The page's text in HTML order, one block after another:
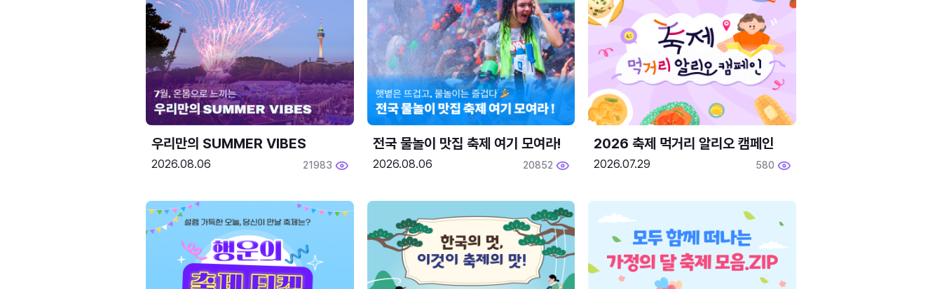
우리만의 SUMMER VIBES
2026.08.06 21983
전국 물놀이 맛집 축제 여기 모여라!
2026.08.06 20852
2026 축제 먹거리 알리오 캠페인
2026.07.29 580